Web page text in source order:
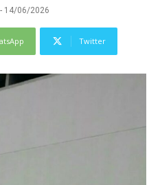
14/06/2026
Twitter